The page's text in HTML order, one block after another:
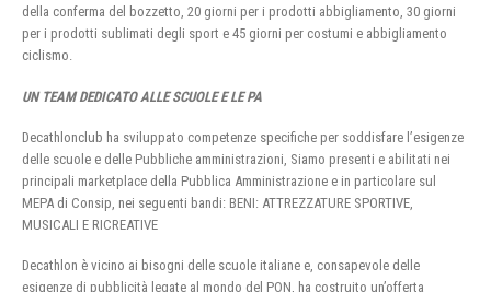
della conferma del bozzetto, 20 giorni per i prodotti abbigliamento, 30 giorni
per i prodotti sublimati degli sport e 45 giorni per costumi e abbigliamento
ciclismo.
UN TEAM DEDICATO ALLE SCUOLE E LE PA
Decathlonclub ha sviluppato competenze specifiche per soddisfare l’esigenze
delle scuole e delle Pubbliche amministrazioni, Siamo presenti e abilitati nei
principali marketplace della Pubblica Amministrazione e in particolare sul
MEPA di Consip, nei seguenti bandi: BENI: ATTREZZATURE SPORTIVE,
MUSICALI E RICREATIVE
Decathlon è vicino ai bisogni delle scuole italiane e, consapevole delle
esigenze di pubblicità legate al mondo del PON, ha costruito un’offerta